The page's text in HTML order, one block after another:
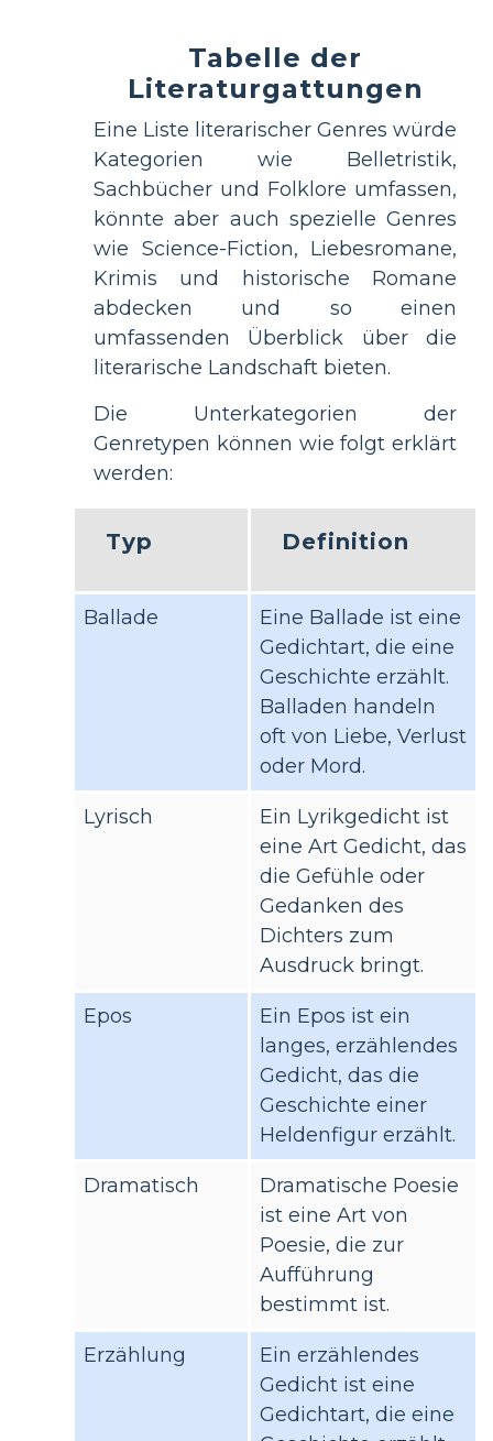
Tabelle der
Literaturgattungen
Eine Liste literarischer Genres würde
Kategorien wie Belletristik,
Sachbücher und Folklore umfassen,
könnte aber auch spezielle Genres
wie Science-Fiction, Liebesromane,
Krimis und historische Romane
abdecken und so einen
umfassenden Überblick über die
literarische Landschaft bieten.
Die Unterkategorien der
Genretypen können wie folgt erklärt
werden:
Typ Definition
Ballade
Eine Ballade ist eine
Gedichtart, die eine
Geschichte erzählt.
Balladen handeln
oft von Liebe, Verlust
oder Mord.
Lyrisch
Ein Lyrikgedicht ist
eine Art Gedicht, das
die Gefühle oder
Gedanken des
Dichters zum
Ausdruck bringt.
Epos
Ein Epos ist ein
langes, erzählendes
Gedicht, das die
Geschichte einer
Heldenfigur erzählt.
Dramatisch
Dramatische Poesie
ist eine Art von
Poesie, die zur
Aufführung
bestimmt ist.
Erzählung
Ein erzählendes
Gedicht ist eine
Gedichtart, die eine